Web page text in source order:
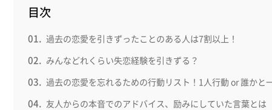
目次
過去の恋愛を引きずったことのある人は7割以上！
みんなどれくらい失恋経験を引きずる？
過去の恋愛を忘れるための行動リスト！1人行動 or 誰かと
友人からの本音でのアドバイス、励みにしていた言葉とは